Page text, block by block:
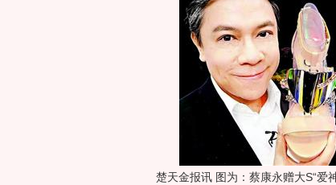
楚天金报讯 图为：蔡康永赠大S“爱